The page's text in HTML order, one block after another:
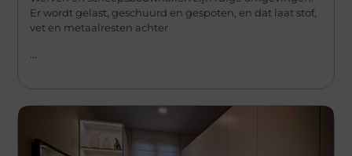
Er wordt gelast, geschuurd en gespoten, en dat laat stof,
vet en metaalresten achter